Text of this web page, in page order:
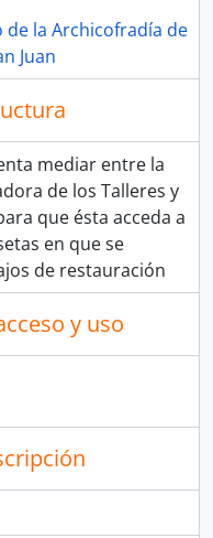
la Archicofradía de
Juan
mediar entre la
de los Talleres y
que ésta acceda a
en que se
de restauración
y uso